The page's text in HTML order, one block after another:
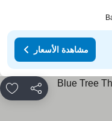
مشاهدة الأسعار
مشاركة